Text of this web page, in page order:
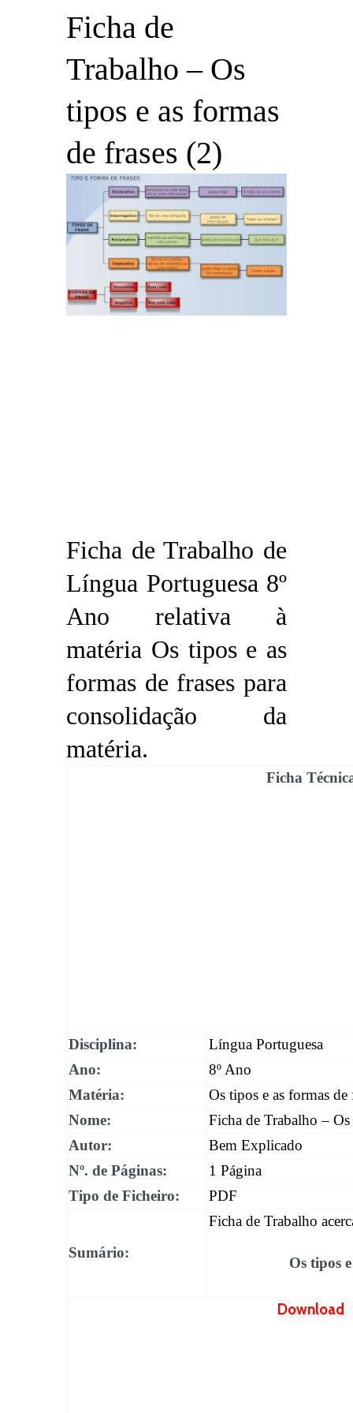
Ficha de
Trabalho – Os
tipos e as formas
de frases (2)
Ficha de Trabalho de
Língua Portuguesa 8º
Ano relativa à
matéria Os tipos e as
formas de frases para
consolidação da
matéria.
Ficha
Disciplina:
Língua Portuguesa
Ano:
8º Ano
Matéria:
Os tipos e as formas de
Nome:
Ficha de Trabalho –
Autor:
Bem Explicado
Nº. de Páginas:
1 Página
Tipo de Ficheiro:
PDF
Sumário:
Ficha de Trabalho
Os tipos
Download